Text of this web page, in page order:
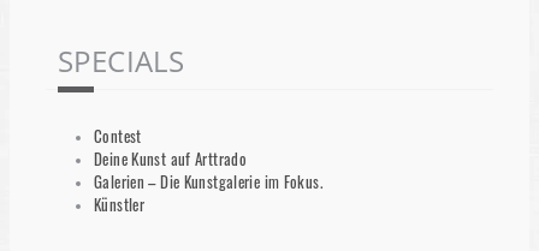
SPECIALS
Contest
Deine Kunst auf Arttrado
Galerien – Die Kunstgalerie im Fokus.
Künstler